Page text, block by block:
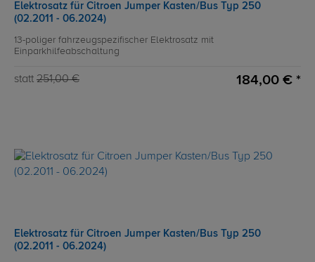
Elektrosatz für Citroen Jumper Kasten/Bus Typ 250
(02.2011 - 06.2024)
13-poliger fahrzeugspezifischer Elektrosatz mit
Einparkhilfeabschaltung
statt 251,00 € 184,00 € *
Elektrosatz für Citroen Jumper Kasten/Bus Typ 250
(02.2011 - 06.2024)